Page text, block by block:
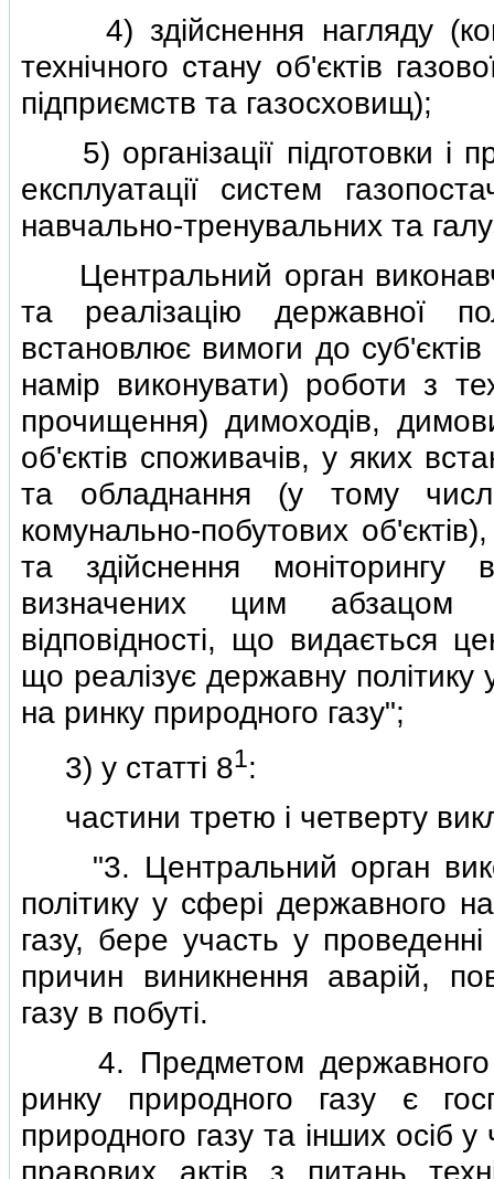
4) здiйснення нагляду
технiчного стану об'єктiв
пiдприємств та газосховищ);
5) органiзацiї пiдготовки i
експлуатацiї систем
навчально-тренувальних та
Центральний орган
та реалiзацiю державної
встановлює вимоги до
намiр виконувати) роботи з
прочищення) димоходiв,
об'єктiв споживачiв, у яких
та обладнання (у тому
комунально-побутових
та здiйснення монiторингу
визначених цим абзацом
вiдповiдностi, що видається
що реалiзує державну полiтику
на ринку природного газу";
3) у статтi 81:
частини третю i четверту
"3. Центральний орган
полiтику у сферi державного
газу, бере участь у
причин виникнення аварiй,
газу в побутi.
4. Предметом державного
ринку природного газу є
природного газу та iнших осiб
правових актiв з питань